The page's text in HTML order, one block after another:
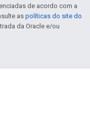
de acordo com a
aspolíticas do site do
da Oracle e/ou